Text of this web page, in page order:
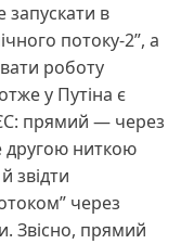
в
потоку-2”, а
роботу
у Путіна є
прямий — через
другою ниткою
звідти
через
Звісно, прямий